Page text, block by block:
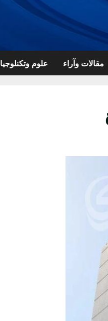
مقالات وآراء علوم وتكنلوجيا